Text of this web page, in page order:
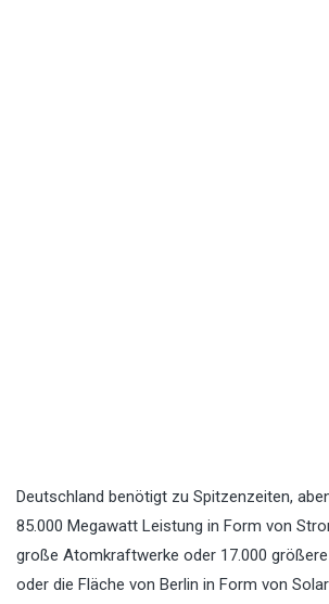
Deutschland benötigt zu Spitzenzeiten,
85.000 Megawatt Leistung in Form von
große Atomkraftwerke oder 17.000
oder die Fläche von Berlin in Form von